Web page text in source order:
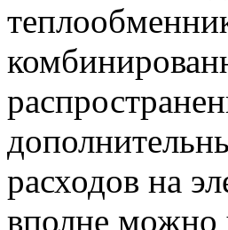
расходов на
вполне можно